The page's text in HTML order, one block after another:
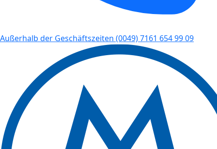
Außerhalb der Geschäftszeiten (0049) 7161 654 99 09